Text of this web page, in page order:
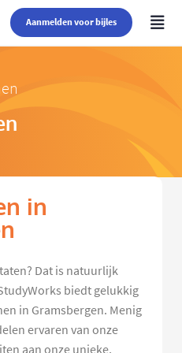
Aanmelden voor bijles
in
Dat is natuurlijk
biedt gelukkig
in Gramsbergen. Menig
ervaren van onze
aan onze unieke,